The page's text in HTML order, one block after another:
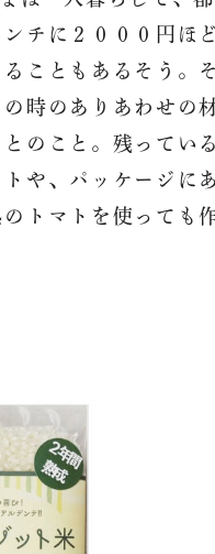
チに２０００円ほ
こともあるそう。
時のありあわせの
のこと。残ってい
や、パッケージに
トマトを使っても